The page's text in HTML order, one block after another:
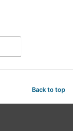
Back to top